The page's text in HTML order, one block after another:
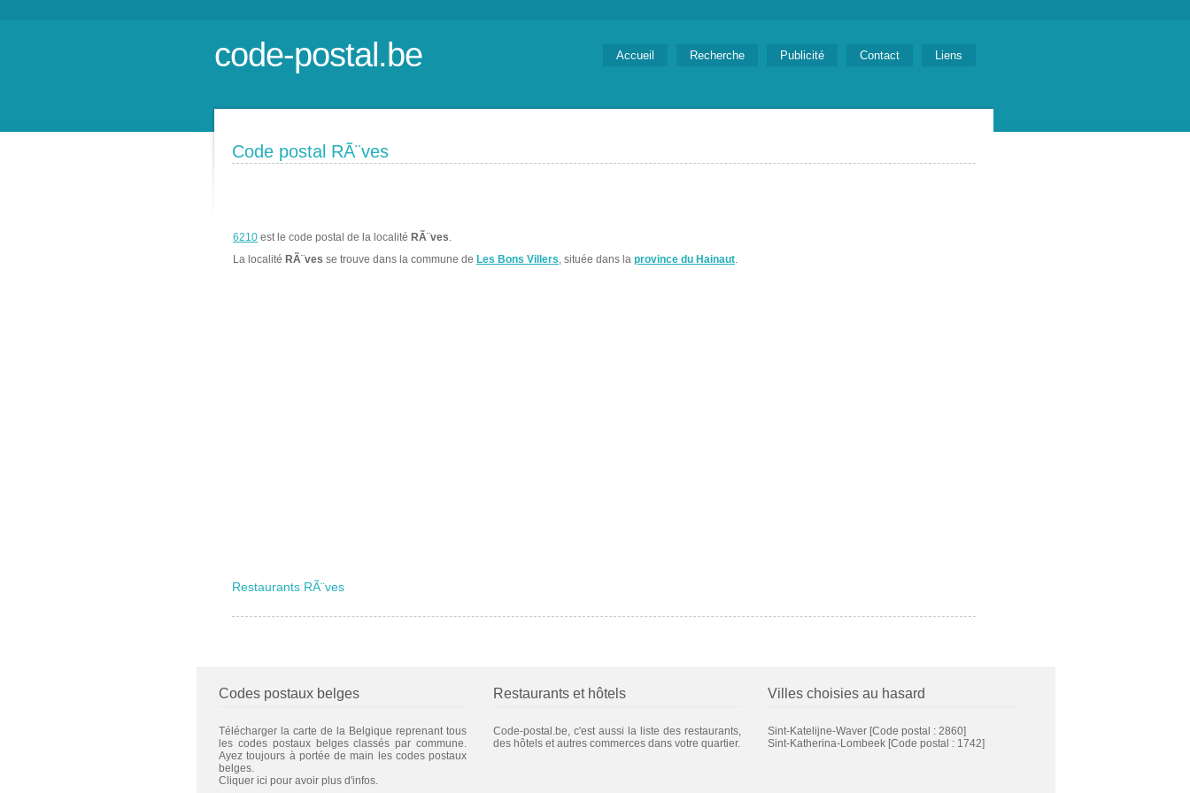
code-postal.be Accueil Recherche Publicité Contact Liens
Code postal RÃ¨ves
6210 est le code postal de la localité RÃ¨ves.
La localité RÃ¨ves se trouve dans la commune de Les Bons Villers, située dans la province du Hainaut.
Restaurants RÃ¨ves
Codes postaux belges
Télécharger la carte de la Belgique reprenant tous
les codes postaux belges classés par commune.
Ayez toujours à portée de main les codes postaux
belges.
Cliquer ici pour avoir plus d'infos.
Restaurants et hôtels
Code-postal.be, c'est aussi la liste des restaurants,
des hôtels et autres commerces dans votre quartier.
Villes choisies au hasard
Sint-Katelijne-Waver [Code postal : 2860]
Sint-Katherina-Lombeek [Code postal : 1742]